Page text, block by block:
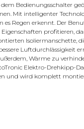
Bedienungsschalter
Mit intelligenter
es Regen erkennt. Der
profitieren,
Isoliermanschette,
Luftdurchlässigkeit
Wärme zu
Elektro-Drehkipp-
und wird komplett